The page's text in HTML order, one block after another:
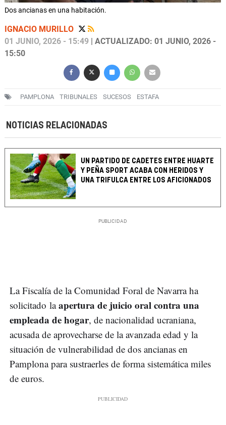
Dos ancianas en una habitación.
IGNACIO MURILLO
01 JUNIO, 2026 - 15:49 | ACTUALIZADO: 01 JUNIO, 2026 -
15:50
PAMPLONA TRIBUNALES SUCESOS ESTAFA
NOTICIAS RELACIONADAS
UN PARTIDO DE CADETES ENTRE HUARTE
Y PEÑA SPORT ACABA CON HERIDOS Y
UNA TRIFULCA ENTRE LOS AFICIONADOS
La Fiscalía de la Comunidad Foral de Navarra ha
solicitado laapertura de juicio oral contra una
empleada de hogar, de nacionalidad ucraniana,
acusada de aprovecharse de la avanzada edad y la
situación de vulnerabilidad de dos ancianas en
Pamplona para sustraerles de forma sistemática miles
de euros.